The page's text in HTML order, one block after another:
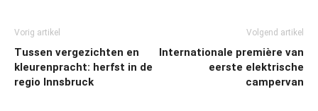
Vorig artikel
Tussen vergezichten en
kleurenpracht: herfst in de
regio Innsbruck
Volgend artikel
Internationale première van
eerste elektrische
campervan